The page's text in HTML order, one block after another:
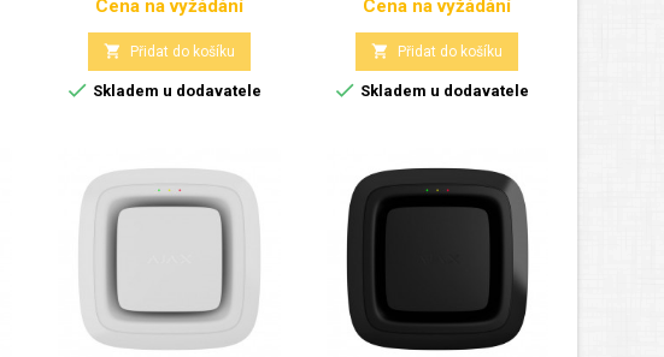
Cena
Cena na vyžádání
 Přidat do košíku
 Skladem u dodavatele
Cena
Cena na vyžádání
 Přidat do košíku
 Skladem u dodavatele